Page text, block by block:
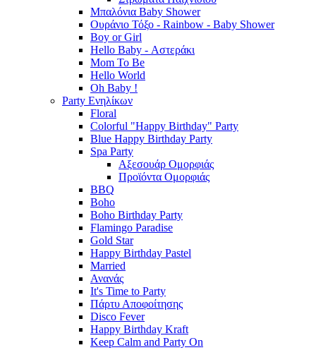
Μπαλόνια Baby Shower
Ουράνιο Τόξο - Rainbow - Baby Shower
Boy or Girl
Hello Baby - Αστεράκι
Mom To Be
Hello World
Oh Baby !
Party Ενηλίκων
Floral
Colorful "Happy Birthday" Party
Blue Happy Birthday Party
Spa Party
Αξεσουάρ Ομορφιάς
Προϊόντα Ομορφιάς
BBQ
Boho
Boho Birthday Party
Flamingo Paradise
Gold Star
Happy Birthday Pastel
Married
Ανανάς
It's Time to Party
Πάρτυ Αποφοίτησης
Disco Fever
Happy Birthday Kraft
Keep Calm and Party On